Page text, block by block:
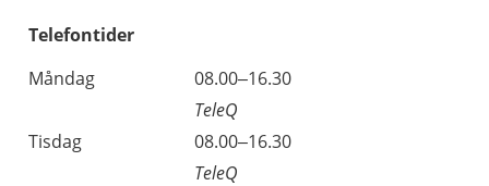
Telefontider
Måndag
08.00–16.30
TeleQ
Tisdag
08.00–16.30
TeleQ